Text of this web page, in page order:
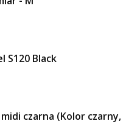
S120 Black
czarna (Kolor czarny,